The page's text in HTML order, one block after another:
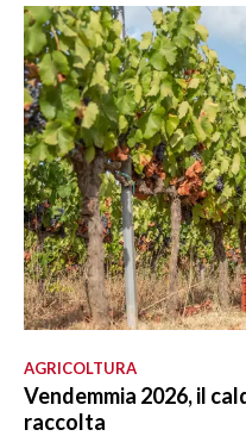
AGRICOLTURA
Vendemmia 2026, il
raccolta